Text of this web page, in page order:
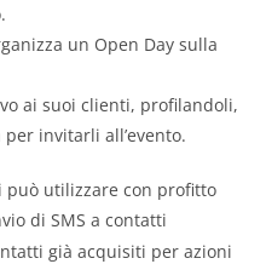
un Open Day sulla
ai suoi clienti, profilandoli,
per invitarli all’evento.
può utilizzare con profitto
di SMS a contatti
già acquisiti per azioni